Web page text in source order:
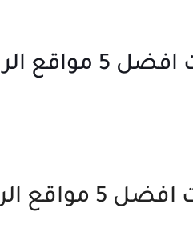
على الاعلانات
على الاعلانات